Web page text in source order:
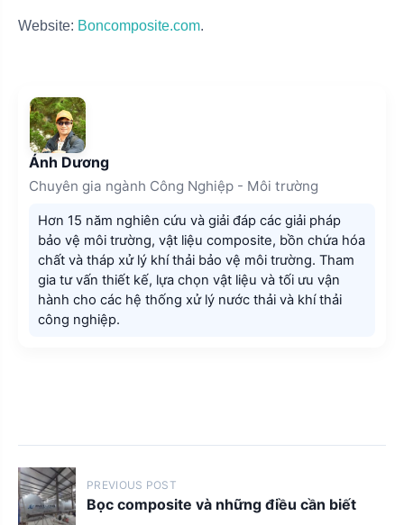
Website: Boncomposite.com.
Ánh Dương
Chuyên gia ngành Công Nghiệp - Môi trường
Hơn 15 năm nghiên cứu và giải đáp các giải pháp
bảo vệ môi trường, vật liệu composite, bồn chứa hóa
chất và tháp xử lý khí thải bảo vệ môi trường. Tham
gia tư vấn thiết kế, lựa chọn vật liệu và tối ưu vận
hành cho các hệ thống xử lý nước thải và khí thải
công nghiệp.
P
o
PREVIOUS POST
Bọc composite và những điều cần biết